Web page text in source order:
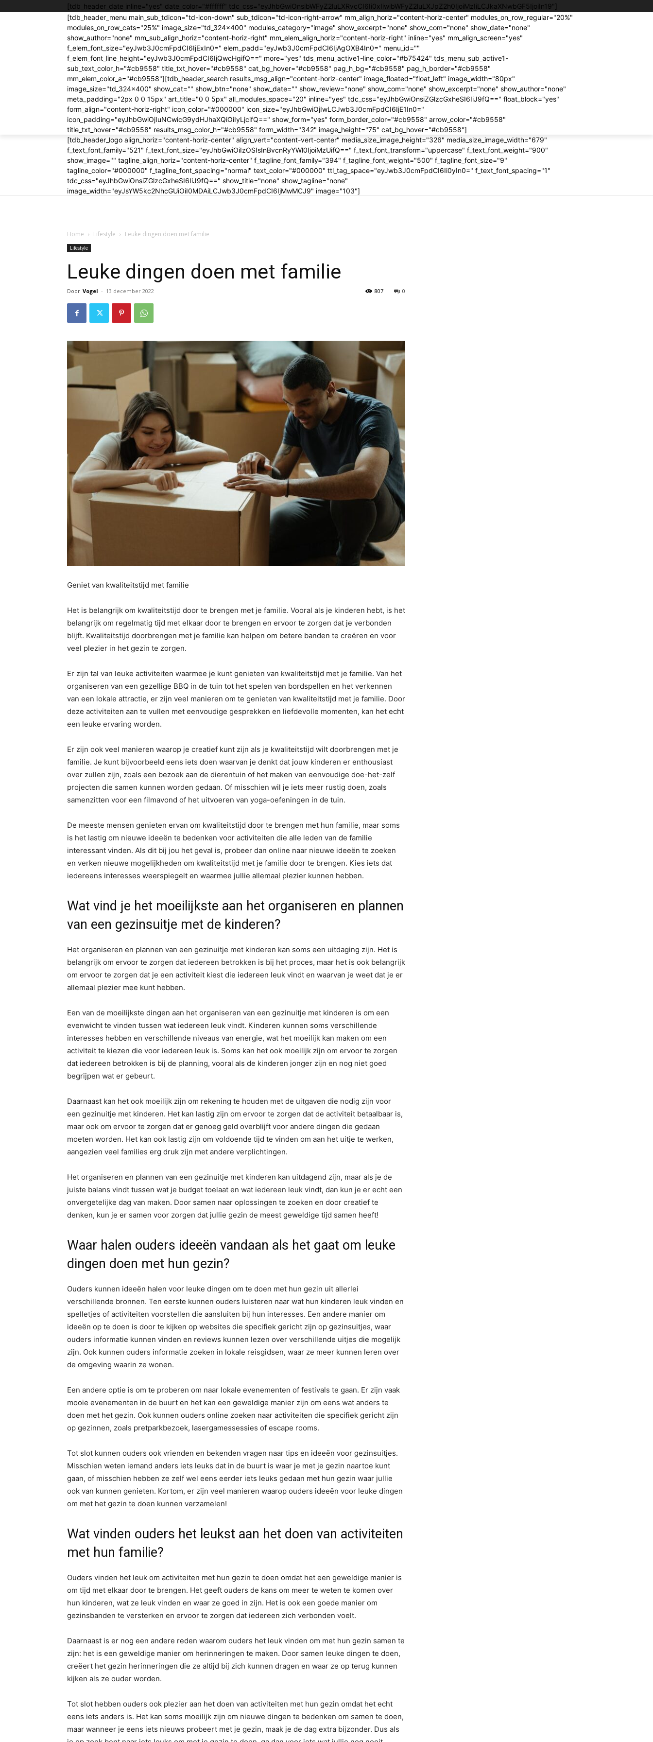
[tdb_header_date inline="yes" date_color="#ffffff" tdc_css="eyJhbGwiOnsibWFyZ2luLXRvcCI6Ii0xIiwibWFyZ2luLXJpZ2h0IjoiMzIiLCJkaXNwbGF5IjoiIn19"]
[tdb_header_menu main_sub_tdicon="td-icon-down" sub_tdicon="td-icon-right-arrow" mm_align_horiz="content-horiz-center" modules_on_row_regular="20%"
modules_on_row_cats="25%" image_size="td_324x400" modules_category="image" show_excerpt="none" show_com="none" show_date="none"
show_author="none" mm_sub_align_horiz="content-horiz-right" mm_elem_align_horiz="content-horiz-right" inline="yes" mm_align_screen="yes"
f_elem_font_size="eyJwb3J0cmFpdCI6IjExIn0=" elem_padd="eyJwb3J0cmFpdCI6IjAgOXB4In0=" menu_id=""
f_elem_font_line_height="eyJwb3J0cmFpdCI6IjQwcHgifQ==" more="yes" tds_menu_active1-line_color="#b75424" tds_menu_sub_active1-
sub_text_color_h="#cb9558" title_txt_hover="#cb9558" cat_bg_hover="#cb9558" pag_h_bg="#cb9558" pag_h_border="#cb9558"
mm_elem_color_a="#cb9558"][tdb_header_search results_msg_align="content-horiz-center" image_floated="float_left" image_width="80px"
image_size="td_324x400" show_cat="" show_btn="none" show_date="" show_review="none" show_com="none" show_excerpt="none" show_author="none"
meta_padding="2px 0 0 15px" art_title="0 0 5px" all_modules_space="20" inline="yes" tdc_css="eyJhbGwiOnsiZGlzcGxheSI6IiJ9fQ==" float_block="yes"
form_align="content-horiz-right" icon_color="#000000" icon_size="eyJhbGwiOjIwLCJwb3J0cmFpdCI6IjE1In0="
icon_padding="eyJhbGwiOjIuNCwicG9ydHJhaXQiOiIyLjcifQ==" show_form="yes" form_border_color="#cb9558" arrow_color="#cb9558"
title_txt_hover="#cb9558" results_msg_color_h="#cb9558" form_width="342" image_height="75" cat_bg_hover="#cb9558"]
[tdb_header_logo align_horiz="content-horiz-center" align_vert="content-vert-center" media_size_image_height="326" media_size_image_width="679"
f_text_font_family="521" f_text_font_size="eyJhbGwiOiIzOSIsInBvcnRyYWl0IjoiMzUifQ==" f_text_font_transform="uppercase" f_text_font_weight="900"
show_image="" tagline_align_horiz="content-horiz-center" f_tagline_font_family="394" f_tagline_font_weight="500" f_tagline_font_size="9"
tagline_color="#000000" f_tagline_font_spacing="normal" text_color="#000000" ttl_tag_space="eyJwb3J0cmFpdCI6Ii0yIn0=" f_text_font_spacing="1"
tdc_css="eyJhbGwiOnsiZGlzcGxheSI6IiJ9fQ==" show_title="none" show_tagline="none"
image_width="eyJsYW5kc2NhcGUiOiI0MDAiLCJwb3J0cmFpdCI6IjMwMCJ9" image="103"]
Home Lifestyle Leuke dingen doen met familie
Lifestyle
Leuke dingen doen met familie
Door Vogel - 13 december 2022 0
807
Geniet van kwaliteitstijd met familie
Het is belangrijk om kwaliteitstijd door te brengen met je familie. Vooral als je kinderen hebt, is het
belangrijk om regelmatig tijd met elkaar door te brengen en ervoor te zorgen dat je verbonden
blijft. Kwaliteitstijd doorbrengen met je familie kan helpen om betere banden te creëren en voor
veel plezier in het gezin te zorgen.
Er zijn tal van leuke activiteiten waarmee je kunt genieten van kwaliteitstijd met je familie. Van het
organiseren van een gezellige BBQ in de tuin tot het spelen van bordspellen en het verkennen
van een lokale attractie, er zijn veel manieren om te genieten van kwaliteitstijd met je familie. Door
deze activiteiten aan te vullen met eenvoudige gesprekken en liefdevolle momenten, kan het echt
een leuke ervaring worden.
Er zijn ook veel manieren waarop je creatief kunt zijn als je kwaliteitstijd wilt doorbrengen met je
familie. Je kunt bijvoorbeeld eens iets doen waarvan je denkt dat jouw kinderen er enthousiast
over zullen zijn, zoals een bezoek aan de dierentuin of het maken van eenvoudige doe-het-zelf
projecten die samen kunnen worden gedaan. Of misschien wil je iets meer rustig doen, zoals
samenzitten voor een filmavond of het uitvoeren van yoga-oefeningen in de tuin.
De meeste mensen genieten ervan om kwaliteitstijd door te brengen met hun familie, maar soms
is het lastig om nieuwe ideeën te bedenken voor activiteiten die alle leden van de familie
interessant vinden. Als dit bij jou het geval is, probeer dan online naar nieuwe ideeën te zoeken
en verken nieuwe mogelijkheden om kwaliteitstijd met je familie door te brengen. Kies iets dat
iedereens interesses weerspiegelt en waarmee jullie allemaal plezier kunnen hebben.
Wat vind je het moeilijkste aan het organiseren en plannen
van een gezinsuitje met de kinderen?
Het organiseren en plannen van een gezinuitje met kinderen kan soms een uitdaging zijn. Het is
belangrijk om ervoor te zorgen dat iedereen betrokken is bij het proces, maar het is ook belangrijk
om ervoor te zorgen dat je een activiteit kiest die iedereen leuk vindt en waarvan je weet dat je er
allemaal plezier mee kunt hebben.
Een van de moeilijkste dingen aan het organiseren van een gezinuitje met kinderen is om een
evenwicht te vinden tussen wat iedereen leuk vindt. Kinderen kunnen soms verschillende
interesses hebben en verschillende niveaus van energie, wat het moeilijk kan maken om een
activiteit te kiezen die voor iedereen leuk is. Soms kan het ook moeilijk zijn om ervoor te zorgen
dat iedereen betrokken is bij de planning, vooral als de kinderen jonger zijn en nog niet goed
begrijpen wat er gebeurt.
Daarnaast kan het ook moeilijk zijn om rekening te houden met de uitgaven die nodig zijn voor
een gezinuitje met kinderen. Het kan lastig zijn om ervoor te zorgen dat de activiteit betaalbaar is,
maar ook om ervoor te zorgen dat er genoeg geld overblijft voor andere dingen die gedaan
moeten worden. Het kan ook lastig zijn om voldoende tijd te vinden om aan het uitje te werken,
aangezien veel families erg druk zijn met andere verplichtingen.
Het organiseren en plannen van een gezinuitje met kinderen kan uitdagend zijn, maar als je de
juiste balans vindt tussen wat je budget toelaat en wat iedereen leuk vindt, dan kun je er echt een
onvergetelijke dag van maken. Door samen naar oplossingen te zoeken en door creatief te
denken, kun je er samen voor zorgen dat jullie gezin de meest geweldige tijd samen heeft!
Waar halen ouders ideeën vandaan als het gaat om leuke
dingen doen met hun gezin?
Ouders kunnen ideeën halen voor leuke dingen om te doen met hun gezin uit allerlei
verschillende bronnen. Ten eerste kunnen ouders luisteren naar wat hun kinderen leuk vinden en
spelletjes of activiteiten voorstellen die aansluiten bij hun interesses. Een andere manier om
ideeën op te doen is door te kijken op websites die specifiek gericht zijn op gezinsuitjes, waar
ouders informatie kunnen vinden en reviews kunnen lezen over verschillende uitjes die mogelijk
zijn. Ook kunnen ouders informatie zoeken in lokale reisgidsen, waar ze meer kunnen leren over
de omgeving waarin ze wonen.
Een andere optie is om te proberen om naar lokale evenementen of festivals te gaan. Er zijn vaak
mooie evenementen in de buurt en het kan een geweldige manier zijn om eens wat anders te
doen met het gezin. Ook kunnen ouders online zoeken naar activiteiten die specifiek gericht zijn
op gezinnen, zoals pretparkbezoek, lasergamessessies of escape rooms.
Tot slot kunnen ouders ook vrienden en bekenden vragen naar tips en ideeën voor gezinsuitjes.
Misschien weten iemand anders iets leuks dat in de buurt is waar je met je gezin naartoe kunt
gaan, of misschien hebben ze zelf wel eens eerder iets leuks gedaan met hun gezin waar jullie
ook van kunnen genieten. Kortom, er zijn veel manieren waarop ouders ideeën voor leuke dingen
om met het gezin te doen kunnen verzamelen!
Wat vinden ouders het leukst aan het doen van activiteiten
met hun familie?
Ouders vinden het leuk om activiteiten met hun gezin te doen omdat het een geweldige manier is
om tijd met elkaar door te brengen. Het geeft ouders de kans om meer te weten te komen over
hun kinderen, wat ze leuk vinden en waar ze goed in zijn. Het is ook een goede manier om
gezinsbanden te versterken en ervoor te zorgen dat iedereen zich verbonden voelt.
Daarnaast is er nog een andere reden waarom ouders het leuk vinden om met hun gezin samen te
zijn: het is een geweldige manier om herinneringen te maken. Door samen leuke dingen te doen,
creëert het gezin herinneringen die ze altijd bij zich kunnen dragen en waar ze op terug kunnen
kijken als ze ouder worden.
Tot slot hebben ouders ook plezier aan het doen van activiteiten met hun gezin omdat het echt
eens iets anders is. Het kan soms moeilijk zijn om nieuwe dingen te bedenken om samen te doen,
maar wanneer je eens iets nieuws probeert met je gezin, maak je de dag extra bijzonder. Dus als